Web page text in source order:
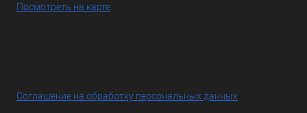
Посмотреть на карте
Соглашение на обработку персональных данных